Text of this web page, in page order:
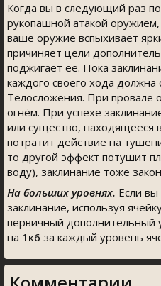
Когда вы в следующий раз
рукопашной атакой оружием,
ваше оружие вспыхивает
причиняет цели
поджигает её. Пока
каждого своего хода должна
Телосложения. При провале
огнём. При успехе
или существо, находящееся
потратит действие на
то другой эффект потушит
воду), заклинание тоже
На больших уровнях. Если
заклинание, используя
первичный дополнительный
на 1к6 за каждый уровень